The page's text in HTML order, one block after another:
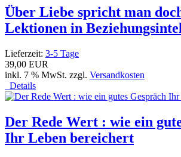
Über Liebe spricht man
Lektionen in
Lieferzeit: 3-5 Tage
39,00 EUR
inkl. 7 % MwSt. zzgl. Versandkosten
Details
Der Rede Wert : wie ein
Ihr Leben bereichert